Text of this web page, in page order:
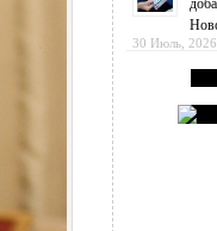
30 Июль, 2026